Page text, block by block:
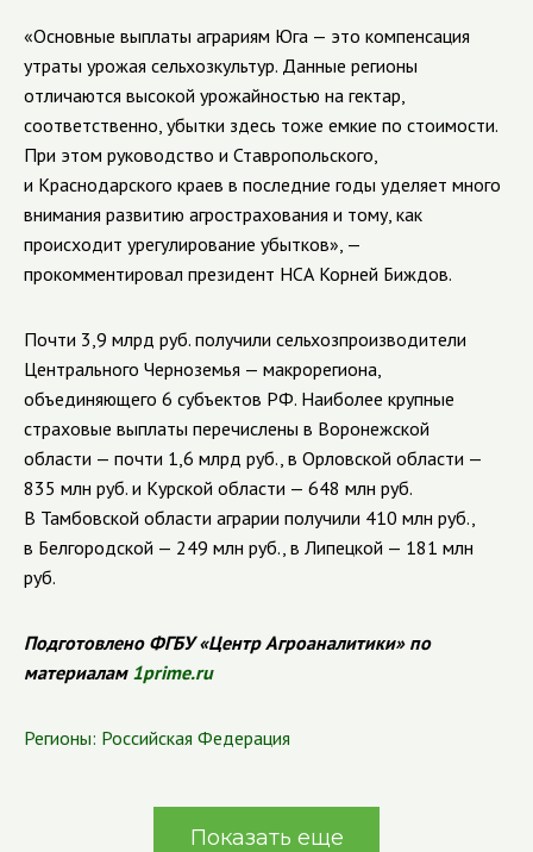
«Основные выплаты аграриям Юга — это компенсация
утраты урожая сельхозкультур. Данные регионы
отличаются высокой урожайностью на гектар,
соответственно, убытки здесь тоже емкие по стоимости.
При этом руководство и Ставропольского,
и Краснодарского краев в последние годы уделяет много
внимания развитию агрострахования и тому, как
происходит урегулирование убытков», —
прокомментировал президент НСА Корней Биждов.
Почти 3,9 млрд руб. получили сельхозпроизводители
Центрального Черноземья — макрорегиона,
объединяющего 6 субъектов РФ. Наиболее крупные
страховые выплаты перечислены в Воронежской
области — почти 1,6 млрд руб., в Орловской области —
835 млн руб. и Курской области — 648 млн руб.
В Тамбовской области аграрии получили 410 млн руб.,
в Белгородской — 249 млн руб., в Липецкой — 181 млн
руб.
Подготовлено ФГБУ «Центр Агроаналитики» по
материалам 1prime.ru
Регионы: Российская Федерация
Показать еще